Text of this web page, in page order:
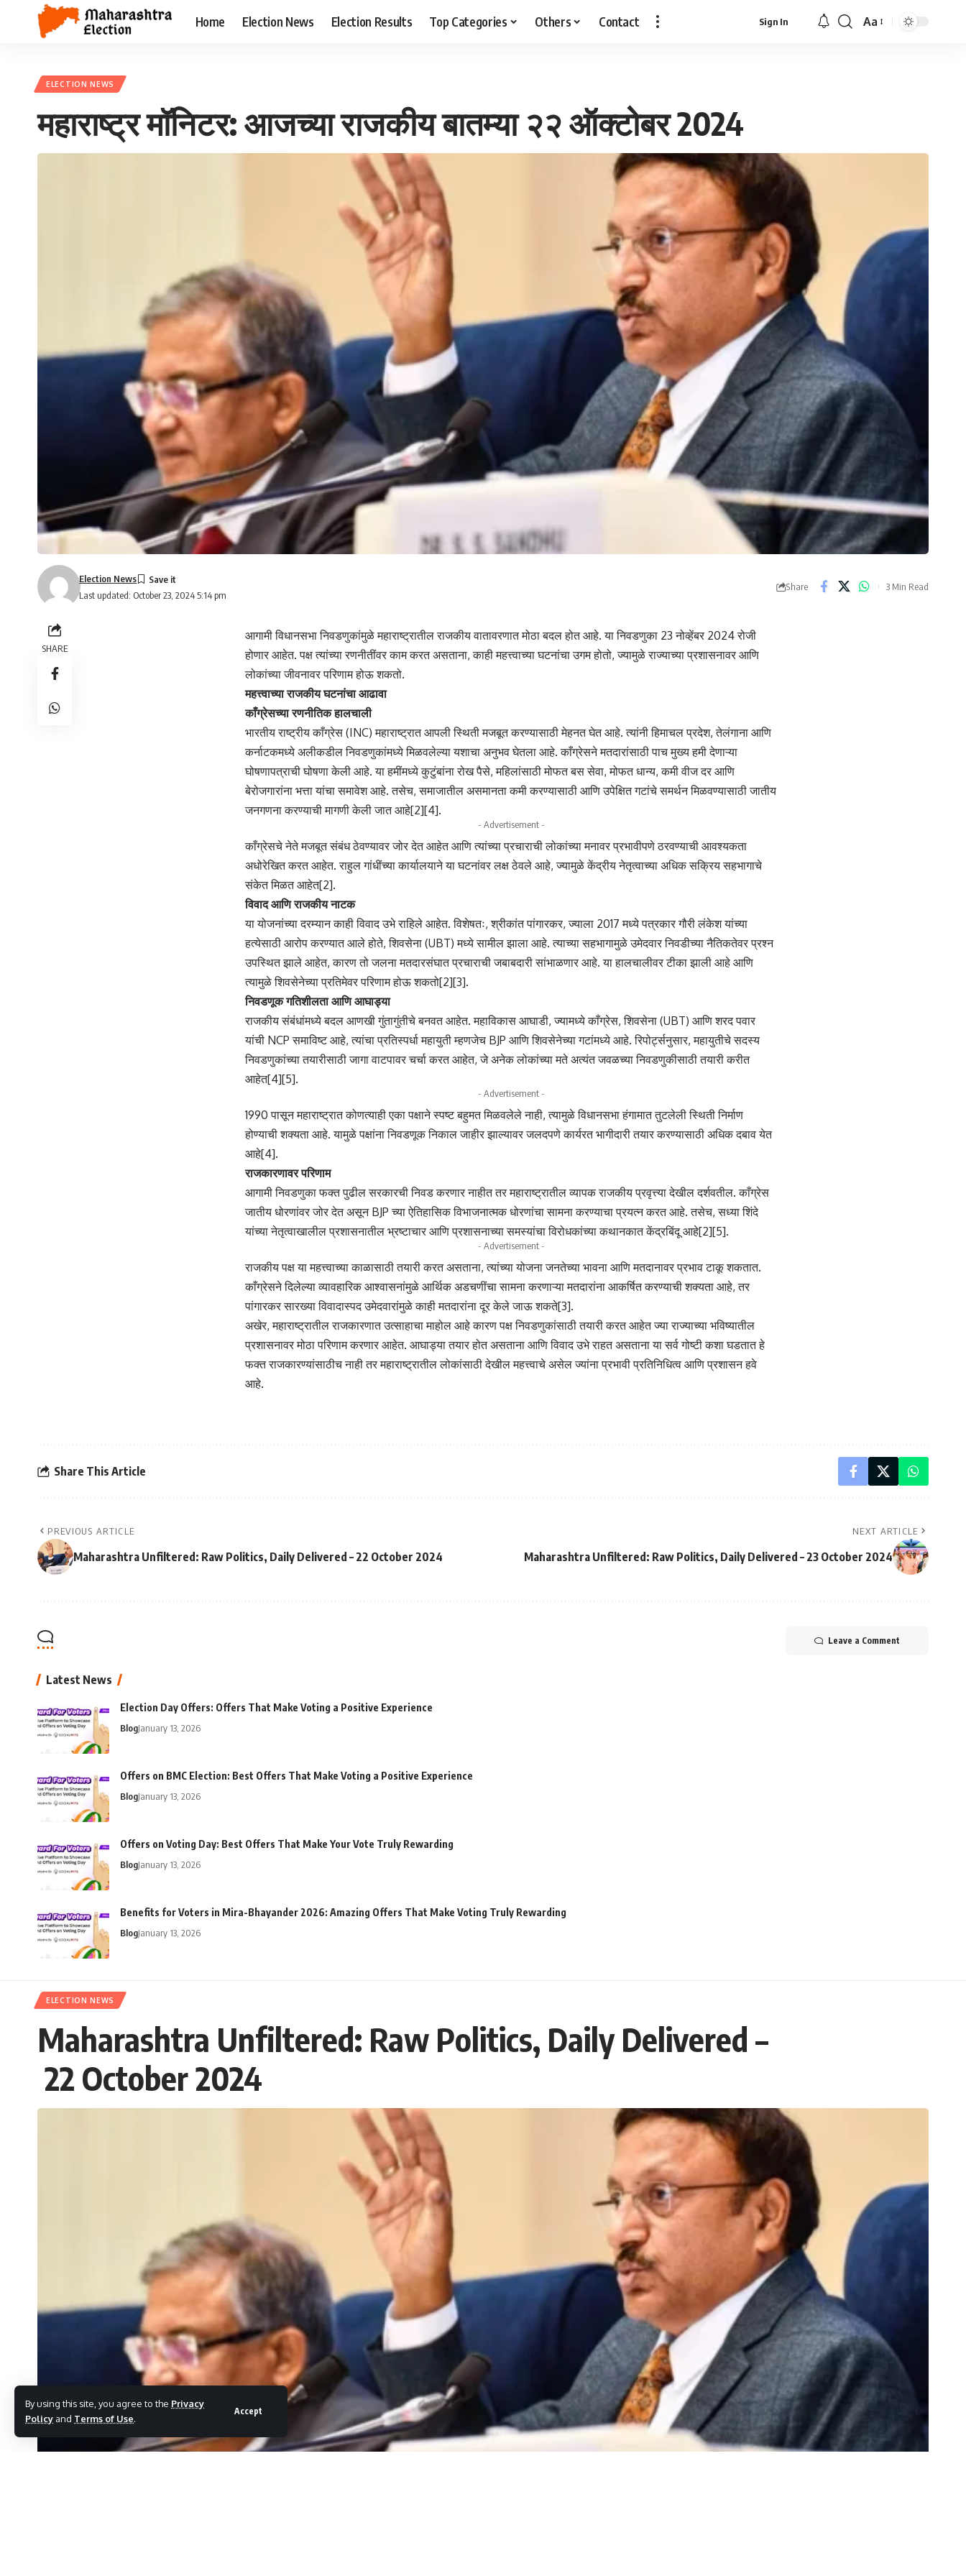
By using this site, you agree to the Privacy
Policy and Terms of Use.
Accept
Home Election News Election Results Top Categories Others Contact Sign In Aa
ELECTION NEWS
महाराष्ट्र मॉनिटर: आजच्या राजकीय बातम्या २२ ऑक्टोबर 2024
Last updated: October 23, 2024 5:14 pm
Election News
Share 3 Min Read
SHARE
आगामी विधानसभा निवडणुकांमुळे महाराष्ट्रातील राजकीय वातावरणात मोठा बदल होत आहे. या निवडणुका 23 नोव्हेंबर 2024 रोजी
होणार आहेत. पक्ष त्यांच्या रणनीतींवर काम करत असताना, काही महत्त्वाच्या घटनांचा उगम होतो, ज्यामुळे राज्याच्या प्रशासनावर आणि
लोकांच्या जीवनावर परिणाम होऊ शकतो.
महत्त्वाच्या राजकीय घटनांचा आढावा
काँग्रेसच्या रणनीतिक हालचाली
भारतीय राष्ट्रीय काँग्रेस (INC) महाराष्ट्रात आपली स्थिती मजबूत करण्यासाठी मेहनत घेत आहे. त्यांनी हिमाचल प्रदेश, तेलंगाना आणि
कर्नाटकमध्ये अलीकडील निवडणुकांमध्ये मिळवलेल्या यशाचा अनुभव घेतला आहे. काँग्रेसने मतदारांसाठी पाच मुख्य हमी देणाऱ्या
घोषणापत्राची घोषणा केली आहे. या हमींमध्ये कुटुंबांना रोख पैसे, महिलांसाठी मोफत बस सेवा, मोफत धान्य, कमी वीज दर आणि
बेरोजगारांना भत्ता यांचा समावेश आहे. तसेच, समाजातील असमानता कमी करण्यासाठी आणि उपेक्षित गटांचे समर्थन मिळवण्यासाठी जातीय
जनगणना करण्याची मागणी केली जात आहे[2][4].
- Advertisement -
काँग्रेसचे नेते मजबूत संबंध ठेवण्यावर जोर देत आहेत आणि त्यांच्या प्रचाराची लोकांच्या मनावर प्रभावीपणे ठरवण्याची आवश्यकता
अधोरेखित करत आहेत. राहुल गांधींच्या कार्यालयाने या घटनांवर लक्ष ठेवले आहे, ज्यामुळे केंद्रीय नेतृत्वाच्या अधिक सक्रिय सहभागाचे
संकेत मिळत आहेत[2].
विवाद आणि राजकीय नाटक
या योजनांच्या दरम्यान काही विवाद उभे राहिले आहेत. विशेषतः, श्रीकांत पांगारकर, ज्याला 2017 मध्ये पत्रकार गौरी लंकेश यांच्या
हत्येसाठी आरोप करण्यात आले होते, शिवसेना (UBT) मध्ये सामील झाला आहे. त्याच्या सहभागामुळे उमेदवार निवडीच्या नैतिकतेवर प्रश्न
उपस्थित झाले आहेत, कारण तो जलना मतदारसंघात प्रचाराची जबाबदारी सांभाळणार आहे. या हालचालीवर टीका झाली आहे आणि
त्यामुळे शिवसेनेच्या प्रतिमेवर परिणाम होऊ शकतो[2][3].
निवडणूक गतिशीलता आणि आघाड्या
राजकीय संबंधांमध्ये बदल आणखी गुंतागुंतीचे बनवत आहेत. महाविकास आघाडी, ज्यामध्ये काँग्रेस, शिवसेना (UBT) आणि शरद पवार
यांची NCP समाविष्ट आहे, त्यांचा प्रतिस्पर्धा महायुती म्हणजेच BJP आणि शिवसेनेच्या गटांमध्ये आहे. रिपोर्ट्सनुसार, महायुतीचे सदस्य
निवडणुकांच्या तयारीसाठी जागा वाटपावर चर्चा करत आहेत, जे अनेक लोकांच्या मते अत्यंत जवळच्या निवडणुकीसाठी तयारी करीत
आहेत[4][5].
- Advertisement -
1990 पासून महाराष्ट्रात कोणत्याही एका पक्षाने स्पष्ट बहुमत मिळवलेले नाही, त्यामुळे विधानसभा हंगामात तुटलेली स्थिती निर्माण
होण्याची शक्यता आहे. यामुळे पक्षांना निवडणूक निकाल जाहीर झाल्यावर जलदपणे कार्यरत भागीदारी तयार करण्यासाठी अधिक दबाव येत
आहे[4].
राजकारणावर परिणाम
आगामी निवडणुका फक्त पुढील सरकारची निवड करणार नाहीत तर महाराष्ट्रातील व्यापक राजकीय प्रवृत्त्या देखील दर्शवतील. काँग्रेस
जातीय धोरणांवर जोर देत असून BJP च्या ऐतिहासिक विभाजनात्मक धोरणांचा सामना करण्याचा प्रयत्न करत आहे. तसेच, सध्या शिंदे
यांच्या नेतृत्वाखालील प्रशासनातील भ्रष्टाचार आणि प्रशासनाच्या समस्यांचा विरोधकांच्या कथानकात केंद्रबिंदू आहे[2][5].
- Advertisement -
राजकीय पक्ष या महत्त्वाच्या काळासाठी तयारी करत असताना, त्यांच्या योजना जनतेच्या भावना आणि मतदानावर प्रभाव टाकू शकतात.
काँग्रेसने दिलेल्या व्यावहारिक आश्वासनांमुळे आर्थिक अडचणींचा सामना करणाऱ्या मतदारांना आकर्षित करण्याची शक्यता आहे, तर
पांगारकर सारख्या विवादास्पद उमेदवारांमुळे काही मतदारांना दूर केले जाऊ शकते[3].
अखेर, महाराष्ट्रातील राजकारणात उत्साहाचा माहोल आहे कारण पक्ष निवडणुकांसाठी तयारी करत आहेत ज्या राज्याच्या भविष्यातील
प्रशासनावर मोठा परिणाम करणार आहेत. आघाड्या तयार होत असताना आणि विवाद उभे राहत असताना या सर्व गोष्टी कशा घडतात हे
फक्त राजकारण्यांसाठीच नाही तर महाराष्ट्रातील लोकांसाठी देखील महत्त्वाचे असेल ज्यांना प्रभावी प्रतिनिधित्व आणि प्रशासन हवे
आहे.
Share This Article
PREVIOUS ARTICLE
Maharashtra Unfiltered: Raw Politics, Daily Delivered – 22 October 2024
NEXT ARTICLE
Maharashtra Unfiltered: Raw Politics, Daily Delivered – 23 October 2024
Leave a Comment
Latest News
Election Day Offers: Offers That Make Voting a Positive Experience
BlogJanuary 13, 2026
Offers on BMC Election: Best Offers That Make Voting a Positive Experience
BlogJanuary 13, 2026
Offers on Voting Day: Best Offers That Make Your Vote Truly Rewarding
BlogJanuary 13, 2026
Benefits for Voters in Mira-Bhayander 2026: Amazing Offers That Make Voting Truly Rewarding
BlogJanuary 13, 2026
ELECTION NEWS
Maharashtra Unfiltered: Raw Politics, Daily Delivered –
22 October 2024